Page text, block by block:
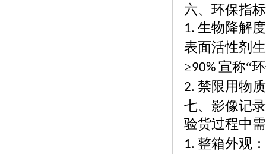
六、环保指
1. 生物降解
表面活性剂
≥90% 宣称“
2. 禁限用物
七、影像记
验货过程中
1. 整箱外观